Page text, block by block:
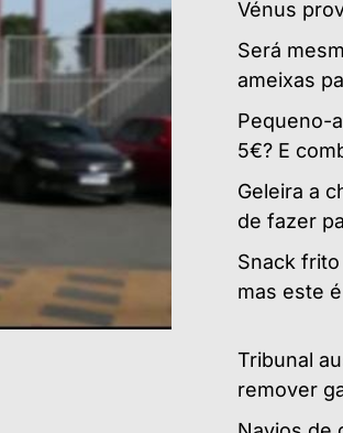
Vénus
Será
ameixas
Pequeno-
5€? E
Geleira a
de fazer
Snack
mas este
Tribunal
remover